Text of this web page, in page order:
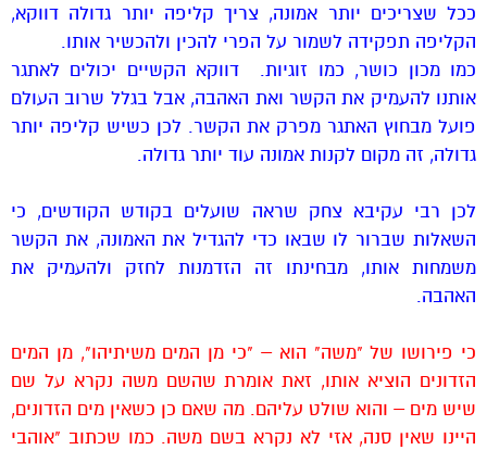
ככל שצריכים יותר אמונה, צריך קליפה יותר גדולה דווקא,
הקליפה תפקידה לשמור על הפרי להכין ולהכשיר אותו.
כמו מכון כושר, כמו זוגיות. דווקא הקשיים יכולים לאתגר
אותנו להעמיק את הקשר ואת האהבה, אבל בגלל שרוב העולם
פועל מבחוץ האתגר מפרק את הקשר. לכן כשיש קליפה יותר
גדולה, זה מקום לקנות אמונה עוד יותר גדולה.
לכן רבי עקיבא צחק שראה שועלים בקודש הקודשים, כי
השאלות שברור לו שבאו כדי להגדיל את האמונה, את הקשר
משמחות אותו, מבחינתו זה הזדמנות לחזק ולהעמיק את
האהבה.
כי פירושו של "משה" הוא – "כי מן המים משיתיהו", מן המים
הזדונים הוציא אותו, זאת אומרת שהשם משה נקרא על שם
שיש מים – והוא שולט עליהם. מה שאם כן כשאין מים הזדונים,
היינו שאין סנה, אזי לא נקרא בשם משה. כמו שכתוב "אוהבי